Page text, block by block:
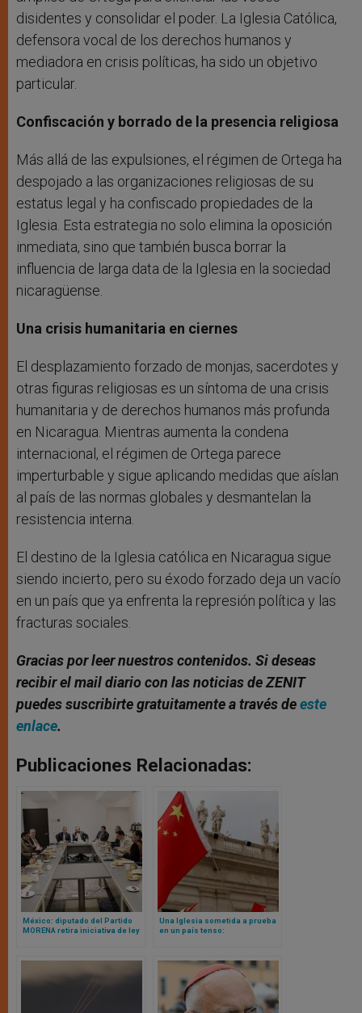
disidentes y consolidar el poder. La Iglesia Católica,
defensora vocal de los derechos humanos y
mediadora en crisis políticas, ha sido un objetivo
particular.
Confiscación y borrado de la presencia religiosa
Más allá de las expulsiones, el régimen de Ortega ha
despojado a las organizaciones religiosas de su
estatus legal y ha confiscado propiedades de la
Iglesia. Esta estrategia no solo elimina la oposición
inmediata, sino que también busca borrar la
influencia de larga data de la Iglesia en la sociedad
nicaragüense.
Una crisis humanitaria en ciernes
El desplazamiento forzado de monjas, sacerdotes y
otras figuras religiosas es un síntoma de una crisis
humanitaria y de derechos humanos más profunda
en Nicaragua. Mientras aumenta la condena
internacional, el régimen de Ortega parece
imperturbable y sigue aplicando medidas que aíslan
al país de las normas globales y desmantelan la
resistencia interna.
El destino de la Iglesia católica en Nicaragua sigue
siendo incierto, pero su éxodo forzado deja un vacío
en un país que ya enfrenta la represión política y las
fracturas sociales.
Gracias por leer nuestros contenidos. Si deseas
recibir el mail diario con las noticias de ZENIT
puedes suscribirte gratuitamente a través deeste
enlace.
Publicaciones Relacionadas:
México: diputado del Partido
MORENA retira iniciativa de ley
Una Iglesia sometida a prueba
en un país tenso:
reaviva el debate sobre el
acuerdo entre Vaticano y China